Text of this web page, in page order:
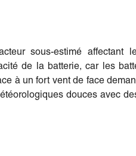
sous-estimé affectant
de la batterie, car les
à un fort vent de face
douces avec